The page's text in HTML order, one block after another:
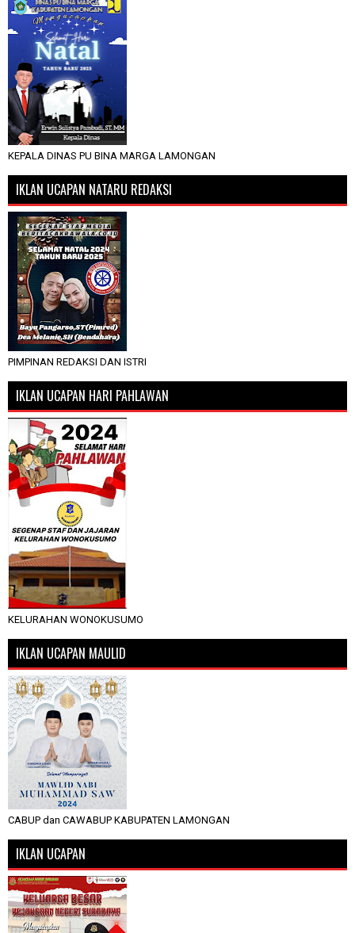
KEPALA DINAS PU BINA MARGA LAMONGAN
IKLAN UCAPAN NATARU REDAKSI
PIMPINAN REDAKSI DAN ISTRI
IKLAN UCAPAN HARI PAHLAWAN
KELURAHAN WONOKUSUMO
IKLAN UCAPAN MAULID
CABUP dan CAWABUP KABUPATEN LAMONGAN
IKLAN UCAPAN